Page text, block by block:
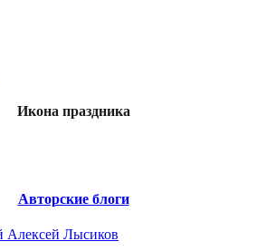
Икона праздника
Авторские блоги